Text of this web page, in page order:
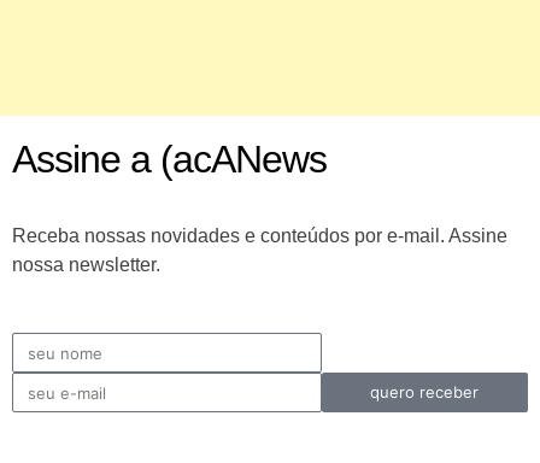
Assine a (acANews
Receba nossas novidades e conteúdos por e-mail. Assine
nossa newsletter.
quero receber